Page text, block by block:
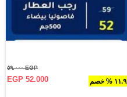
١١.٩ % خصم
EGP ٥٩.٠٠٠
EGP 52.000